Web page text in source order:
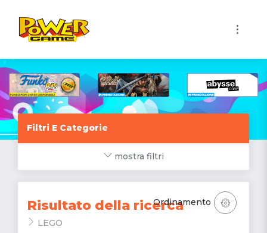
Filtri E Categorie
mostra filtri
Risultato della ricerca
LEGO
Ordinamento